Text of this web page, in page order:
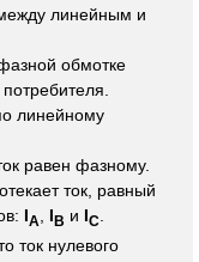
линейным и
обмотке
линейному
равен фазному.
ток, равный
IА IB и IC
ток нулевого